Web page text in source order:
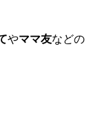
やママ友などの